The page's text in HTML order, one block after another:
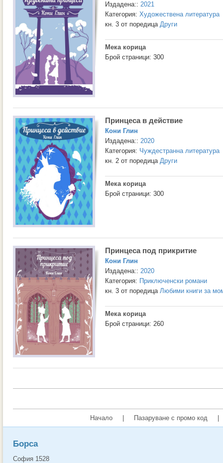
Издадена:: 2021
Категория: Художествена литература
кн. 3 от поредица Други
Мека корица
Брой страници: 300
Принцеса в действие
Кони Глин
Издадена:: 2020
Категория: Чуждестранна литература
кн. 2 от поредица Други
Мека корица
Брой страници: 300
Принцеса под прикритие
Кони Глин
Издадена:: 2020
Категория: Приключенски романи
кн. 3 от поредица Любими книги за
Мека корица
Брой страници: 260
Начало Пазаруване с промо код
Борса
София 1528